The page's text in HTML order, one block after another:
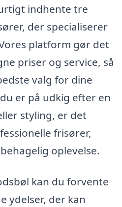
indhente tre
der specialiserer
platform gør det
priser og service, så
valg for dine
er på udkig efter en
styling, er det
frisører,
oplevelse.
kan du forvente
ydelser, der kan